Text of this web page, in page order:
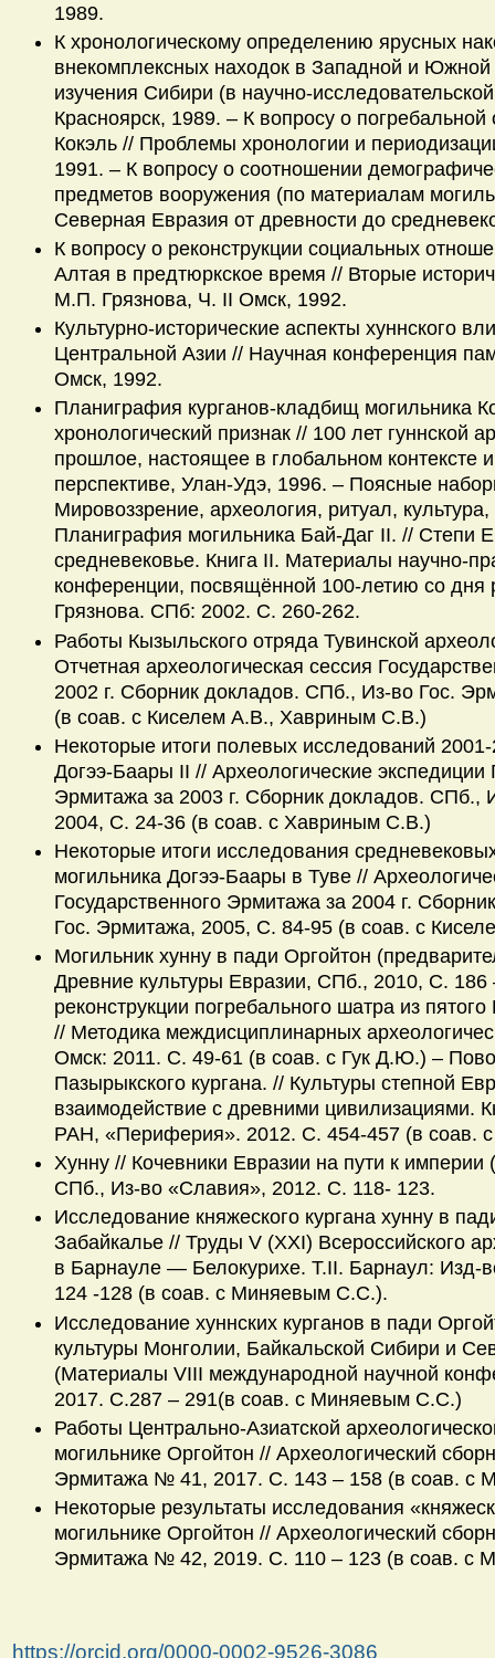
1989.
К хронологическому определению ярусных
внекомплексных находок в Западной и
изучения Сибири (в научно-
Красноярск, 1989. – К вопросу о
Кокэль // Проблемы хронологии и
1991. – К вопросу о соотношении
предметов вооружения (по материалам
Северная Евразия от древности до
К вопросу о реконструкции социальных
Алтая в предтюркское время // Вторые
М.П. Грязнова, Ч. II Омск, 1992.
Культурно-исторические аспекты хуннского
Центральной Азии // Научная конференция
Омск, 1992.
Планиграфия курганов-кладбищ могильника
хронологический признак // 100 лет гуннской
прошлое, настоящее в глобальном контексте
перспективе, Улан-Удэ, 1996. – Поясные
Мировоззрение, археология, ритуал,
Планиграфия могильника Бай-Даг II. // Степи
средневековье. Книга II. Материалы научно-
конференции, посвящённой 100-летию со
Грязнова. СПб: 2002. С. 260-262.
Работы Кызыльского отряда Тувинской
Отчетная археологическая сессия
2002 г. Сборник докладов. СПб., Из-во Гос.
(в соав. с Киселем А.В., Хавриным С.В.)
Некоторые итоги полевых исследований 2001-
Догээ-Баары II // Археологические экспедиции
Эрмитажа за 2003 г. Сборник докладов. СПб.,
2004, С. 24-36 (в соав. с Хавриным С.В.)
Некоторые итоги исследования
могильника Догээ-Баары в Туве //
Государственного Эрмитажа за 2004 г.
Гос. Эрмитажа, 2005, С. 84-95 (в соав. с
Могильник хунну в пади Оргойтон
Древние культуры Евразии, СПб., 2010, С. 186
реконструкции погребального шатра из
// Методика междисциплинарных
Омск: 2011. С. 49-61 (в соав. с Гук Д.Ю.) –
Пазырыкского кургана. // Культуры степной
взаимодействие с древними цивилизациями.
РАН, «Периферия». 2012. С. 454-457 (в соав.
Хунну // Кочевники Евразии на пути к империи
СПб., Из-во «Славия», 2012. С. 118- 123.
Исследование княжеского кургана хунну в
Забайкалье // Труды V (XXI) Всероссийского
в Барнауле — Белокурихе. Т.II. Барнаул: Изд-
124 -128 (в соав. с Миняевым С.С.).
Исследование хуннских курганов в пади
культуры Монголии, Байкальской Сибири и
(Материалы VIII международной научной
2017. С.287 – 291(в соав. с Миняевым С.С.)
Работы Центрально-Азиатской
могильнике Оргойтон // Археологический
Эрмитажа № 41, 2017. С. 143 – 158 (в соав. с
Некоторые результаты исследования
могильнике Оргойтон // Археологический
Эрмитажа № 42, 2019. С. 110 – 123 (в соав. с
https://orcid.org/0000-0002-9526-3086